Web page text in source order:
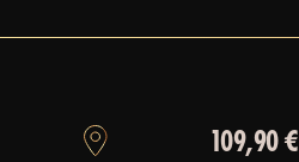
109,90 €